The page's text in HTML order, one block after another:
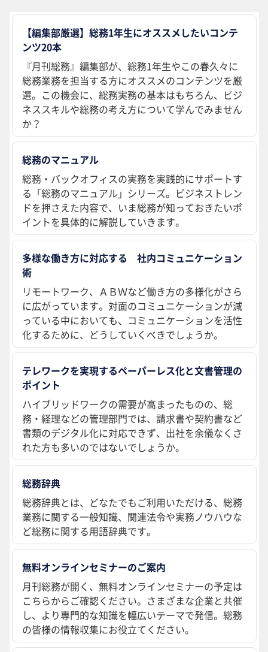
【編集部厳選】総務1年生にオススメしたいコンテ
ンツ20本
『月刊総務』編集部が、総務1年生やこの春久々に
総務業務を担当する方にオススメのコンテンツを厳
選。この機会に、総務実務の基本はもちろん、ビジ
ネススキルや総務の考え方について学んでみません
か？
総務のマニュアル
総務・バックオフィスの実務を実践的にサポートす
る「総務のマニュアル」シリーズ。ビジネストレン
ドを押さえた内容で、いま総務が知っておきたいポ
イントを具体的に解説していきます。
多様な働き方に対応する 社内コミュニケーション
術
リモートワーク、ＡＢＷなど働き方の多様化がさら
に広がっています。対面のコミュニケーションが減
っている中においても、コミュニケーションを活性
化するために、どうしていくべきでしょうか。
テレワークを実現するペーパーレス化と文書管理の
ポイント
ハイブリッドワークの需要が高まったものの、総
務・経理などの管理部門では、請求書や契約書など
書類のデジタル化に対応できず、出社を余儀なくさ
れた方も多いのではないでしょうか。
総務辞典
総務辞典とは、どなたでもご利用いただける、総務
業務に関する一般知識、関連法令や実務ノウハウな
ど総務に関する用語辞典です。
無料オンラインセミナーのご案内
月刊総務が開く、無料オンラインセミナーの予定は
こちらからご確認ください。さまざまな企業と共催
し、より専門的な知識を幅広いテーマで発信。総務
の皆様の情報収集にお役立てください。